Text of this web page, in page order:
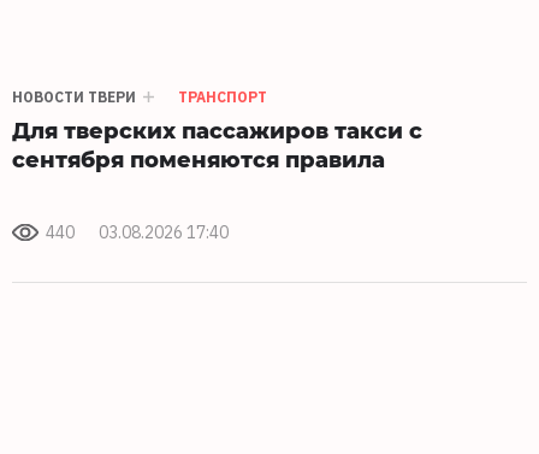
НОВОСТИ ТВЕРИ ТРАНСПОРТ
Для тверских пассажиров такси с
сентября поменяются правила
440 03.08.2026 17:40